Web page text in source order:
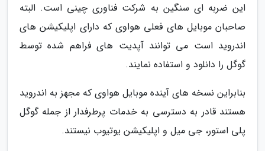
این ضربه ای سنگین به شرکت فناوری چینی است. البته
صاحبان موبایل های فعلی هواوی که دارای اپلیکیشن های
اندروید است می توانند آپدیت های فراهم شده توسط
گوگل را دانلود و استفاده نمایند.
بنابراین نسخه های آینده موبایل هواوی که مجهز به اندروید
هستند قادر به دسترسی به خدمات پرطرفدار از جمله گوگل
پلی استور، جی میل و اپلیکیشن یوتیوب نیستند.